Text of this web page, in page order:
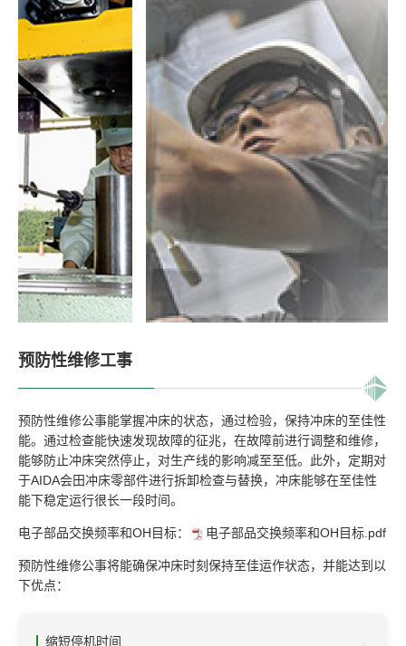
预防性维修工事
预防性维修公事能掌握冲床的状态，通过检验，保持冲床的至佳性
能。通过检查能快速发现故障的征兆，在故障前进行调整和维修，
能够防止冲床突然停止，对生产线的影响减至至低。此外，定期对
于AIDA会田冲床零部件进行拆卸检查与替换，冲床能够在至佳性
能下稳定运行很长一段时间。
电子部品交换频率和OH目标： 电子部品交换频率和OH目标.pdf
预防性维修公事将能确保冲床时刻保持至佳运作状态，并能达到以
下优点：
缩短停机时间